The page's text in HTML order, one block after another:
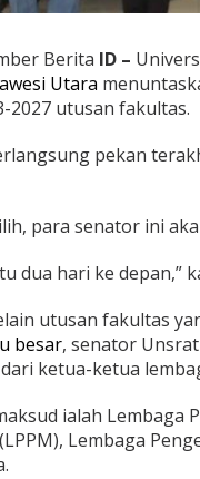
Berita ID –
Utara
2027 utusan fakultas.
pekan
para senator ini
dua hari ke depan,”
utusan fakultas
besar, senator
ketua-ketua
ialah Lembaga
Lembaga